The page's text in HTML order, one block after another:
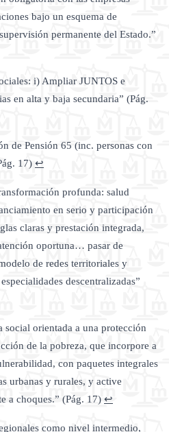
bajo un esquema de
permanente del Estado.”
i) Ampliar JUNTOS e
en alta y baja secundaria” (Pág.
de Pensión 65 (inc. personas con
17) ↩
profunda: salud
en serio y participación
claras y prestación integrada,
oportuna… pasar de
de redes territoriales y
descentralizadas”
social orientada a una protección
de la pobreza, que incorpore a
con paquetes integrales
urbanas y rurales, y active
a choques.” (Pág. 17) ↩
como nivel intermedio,